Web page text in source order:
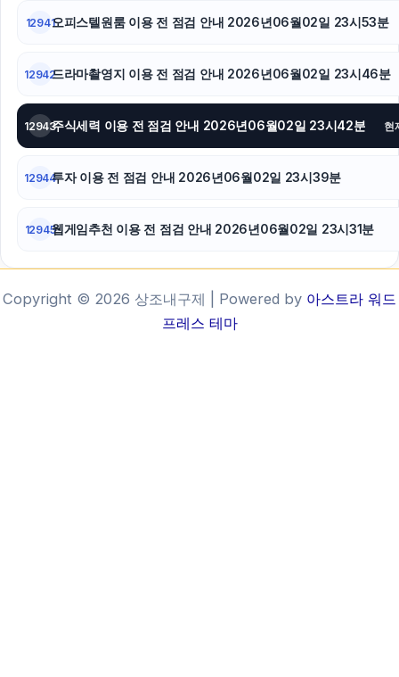
12941오피스텔원룸 이용 전 점검 안내 2026년06월02일 23시53분
12942드라마촬영지 이용 전 점검 안내 2026년06월02일 23시46분
12943주식세력 이용 전 점검 안내 2026년06월02일 23시42분 현
12944투자 이용 전 점검 안내 2026년06월02일 23시39분
12945웹게임추천 이용 전 점검 안내 2026년06월02일 23시31분
Copyright © 2026 상조내구제 | Powered by 아스트라 워드
프레스 테마